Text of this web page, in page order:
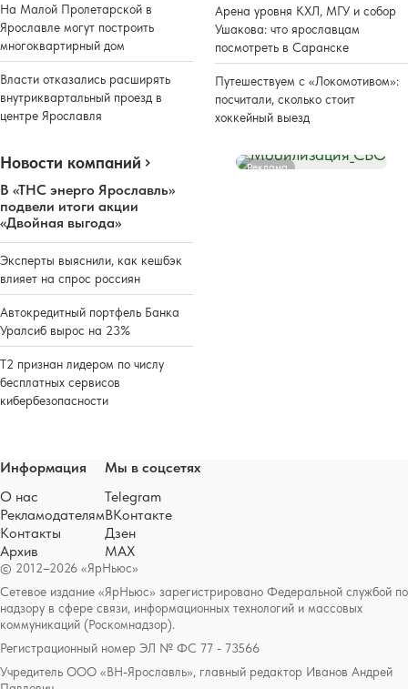
На Малой Пролетарской в
Ярославле могут построить
многоквартирный дом
Власти отказались расширять
внутриквартальный проезд в
центре Ярославля
Арена уровня КХЛ, МГУ и собор
Ушакова: что ярославцам
посмотреть в Саранске
Путешествуем с «Локомотивом»:
посчитали, сколько стоит
хоккейный выезд
Новости компаний
В «ТНС энерго Ярославль»
подвели итоги акции
«Двойная выгода»
Эксперты выяснили, как кешбэк
влияет на спрос россиян
Автокредитный портфель Банка
Уралсиб вырос на 23%
Т2 признан лидером по числу
бесплатных сервисов
кибербезопасности
Реклама
© 2012–2026 «ЯрНьюс»
Сетевое издание «ЯрНьюс» зарегистрировано Федеральной службой по
надзору в сфере связи, информационных технологий и массовых
коммуникаций (Роскомнадзор).
Регистрационный номер ЭЛ № ФС 77 - 73566
Учредитель ООО «ВН-Ярославль», главный редактор Иванов Андрей
Информация
О нас
Рекламодателям
Контакты
Архив
Мы в соцсетях
Telegram
ВКонтакте
Дзен
MAX